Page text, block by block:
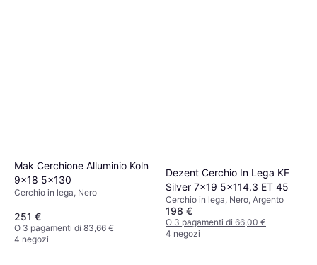
Mak Cerchione Alluminio Koln
9x18 5x130
Cerchio in lega, Nero
251 €
O 3 pagamenti di 83,66 €
4 negozi
Dezent Cerchio In Lega KF
Silver 7x19 5x114.3 ET 45
Cerchio in lega, Nero, Argento
198 €
O 3 pagamenti di 66,00 €
4 negozi